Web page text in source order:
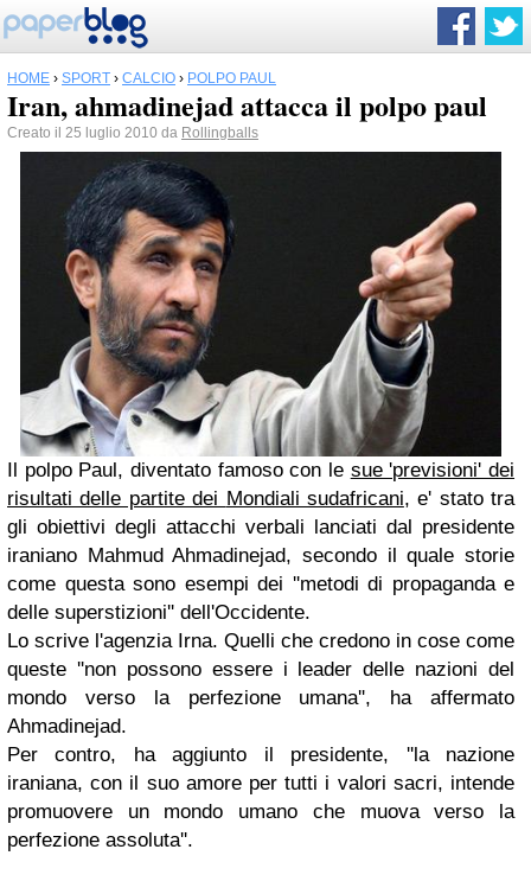
HOME › SPORT › CALCIO › POLPO PAUL
Iran, ahmadinejad attacca il polpo paul
Creato il 25 luglio 2010 da Rollingballs
Il polpo Paul, diventato famoso con le sue 'previsioni' dei
risultati delle partite dei Mondiali sudafricani, e' stato tra
gli obiettivi degli attacchi verbali lanciati dal presidente
iraniano Mahmud Ahmadinejad, secondo il quale storie
come questa sono esempi dei ''metodi di propaganda e
delle superstizioni'' dell'Occidente.
Lo scrive l'agenzia Irna. Quelli che credono in cose come
queste ''non possono essere i leader delle nazioni del
mondo verso la perfezione umana'', ha affermato
Ahmadinejad.
Per contro, ha aggiunto il presidente, ''la nazione
iraniana, con il suo amore per tutti i valori sacri, intende
promuovere un mondo umano che muova verso la
perfezione assoluta''.